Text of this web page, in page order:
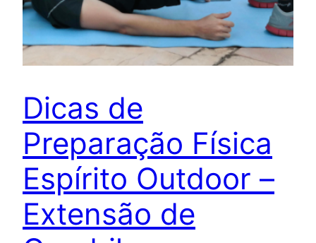
Dicas de
Preparação Física
Espírito Outdoor –
Extensão de